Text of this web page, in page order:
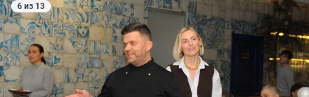
6 из 13